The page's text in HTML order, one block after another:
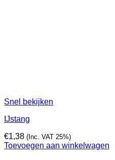
Snel bekijken
IJstang
€1,38 (Inc. VAT 25%)
Toevoegen aan winkelwagen